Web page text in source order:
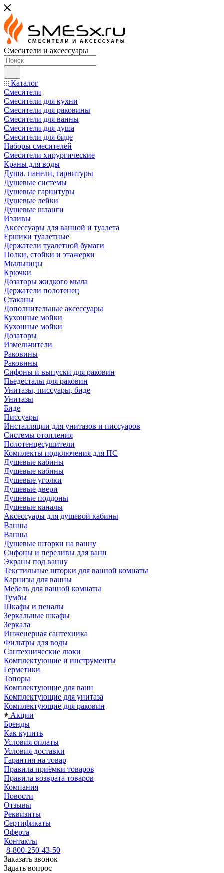
Смесители и аксессуары
Каталог
Смесители
Смесители для кухни
Смесители для раковины
Смесители для ванны
Смесители для душа
Смесители для биде
Наборы смесителей
Смесители хирургические
Краны для воды
Души, панели, гарнитуры
Душевые системы
Душевые гарнитуры
Душевые лейки
Душевые шланги
Изливы
Аксессуары для ванной и туалета
Ершики туалетные
Держатели туалетной бумаги
Полки, стойки и этажерки
Мыльницы
Крючки
Дозаторы жидкого мыла
Держатели полотенец
Стаканы
Дополнительные аксессуары
Кухонные мойки
Кухонные мойки
Дозаторы
Измельчители
Раковины
Раковины
Сифоны и выпуски для раковин
Пьедесталы для раковин
Унитазы, писсуары, биде
Унитазы
Биде
Писсуары
Инсталляции для унитазов и писсуаров
Системы отопления
Полотенцесушители
Комплекты подключения для ПС
Душевые кабины
Душевые кабины
Душевые уголки
Душевые двери
Душевые поддоны
Душевые каналы
Аксессуары для душевой кабины
Ванны
Ванны
Душевые шторки на ванну
Сифоны и переливы для ванн
Экраны под ванну
Текстильные шторки для ванной комнаты
Карнизы для ванны
Мебель для ванной комнаты
Тумбы
Шкафы и пеналы
Зеркальные шкафы
Зеркала
Инженерная сантехника
Фильтры для воды
Сантехнические люки
Комплектующие и инструменты
Герметики
Топоры
Комплектующие для ванн
Комплектующие для унитаза
Комплектующие для раковин
Акции
Бренды
Как купить
Условия оплаты
Условия доставки
Гарантия на товар
Правила приёмки товаров
Правила возврата товаров
Компания
Новости
Отзывы
Реквизиты
Сертификаты
Оферта
Контакты
8-800-250-43-50
Заказать звонок
Задать вопрос